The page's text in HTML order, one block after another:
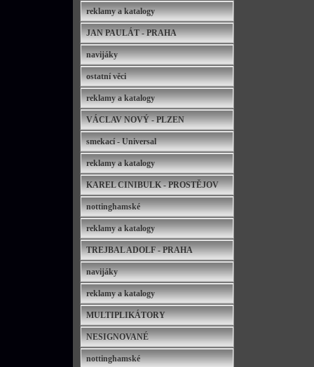
reklamy a katalogy
JAN PAULÁT - PRAHA
navijáky
ostatní věci
reklamy a katalogy
VÁCLAV NOVÝ - PLZEN
smekací - Universal
reklamy a katalogy
KAREL CINIBULK - PROSTĚJOV
nottinghamské
reklamy a katalogy
TREJBAL ADOLF - PRAHA
navijáky
reklamy a katalogy
MULTIPLIKÁTORY
NESIGNOVANÉ
nottinghamské